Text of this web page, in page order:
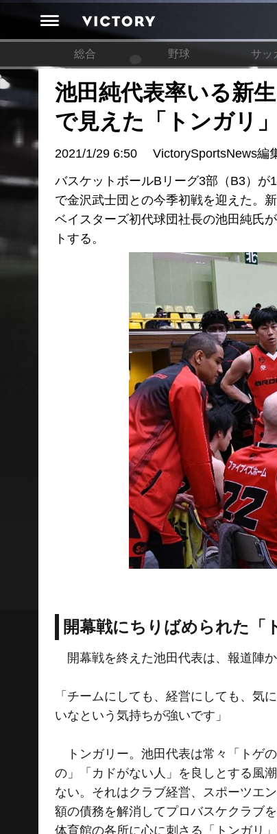
総合 野球 サッ
池田純代表率いる新
で見えた「トンガリ
2021/1/29 6:50
VictorySportsNews編
バスケットボールBリーグ3部（B3）
で金沢武士団との今季初戦を迎えた。
ベイスターズ初代球団社長の池田純氏
トする。
開幕戦にちりばめられた「
開幕戦を終えた池田代表は、報道陣
「チームにしても、経営にしても、気
いなという気持ちが強いです」
トンガリー。池田代表は常々「トゲ
の」「カドがない人」を良しとする風
ない。それはクラブ経営、スポーツエ
額の債務を解消してプロバスケクラブ
体育館の各所に心に刺さる「トンガリ」